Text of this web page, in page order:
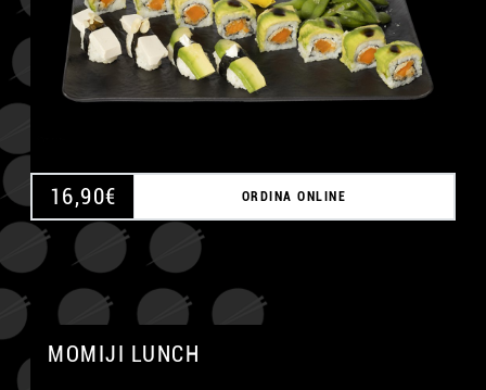
16,90€ ORDINA ONLINE
MOMIJI LUNCH